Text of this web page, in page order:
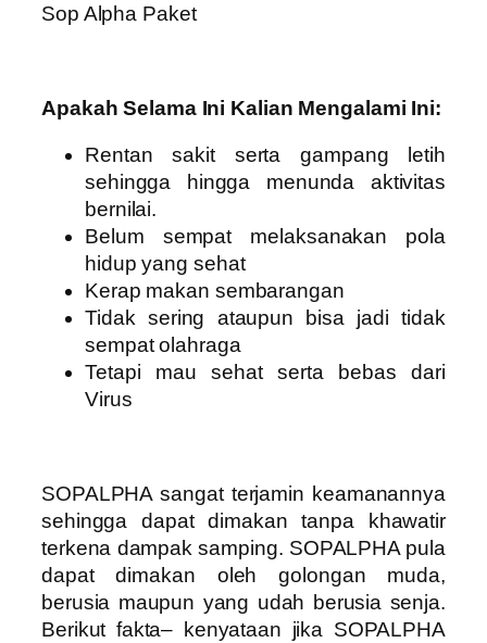
Sop Alpha Paket
Apakah Selama Ini Kalian Mengalami Ini:
Rentan sakit serta gampang letih
sehingga hingga menunda aktivitas
bernilai.
Belum sempat melaksanakan pola
hidup yang sehat
Kerap makan sembarangan
Tidak sering ataupun bisa jadi tidak
sempat olahraga
Tetapi mau sehat serta bebas dari
Virus
SOPALPHA sangat terjamin keamanannya
sehingga dapat dimakan tanpa khawatir
terkena dampak samping. SOPALPHA pula
dapat dimakan oleh golongan muda,
berusia maupun yang udah berusia senja.
Berikut fakta– kenyataan jika SOPALPHA